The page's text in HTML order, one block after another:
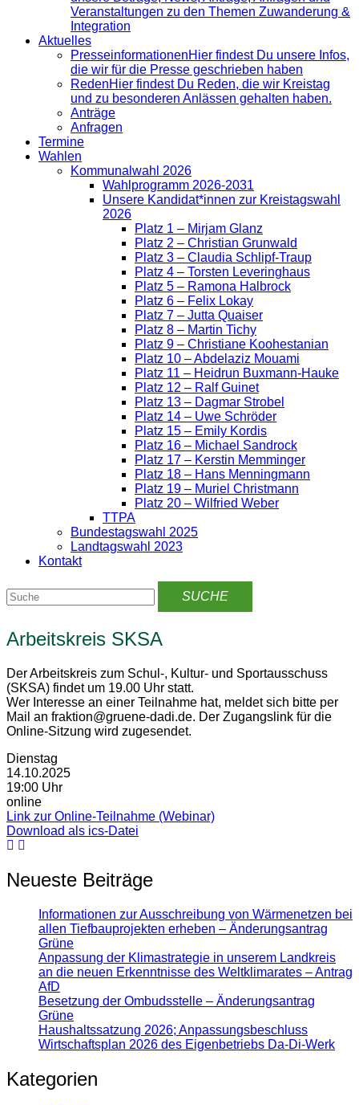
Veranstaltungen zu den Themen Zuwanderung &
Integration
Aktuelles
Presse­informationenHier findest Du unsere Infos,
die wir für die Presse geschrieben haben
RedenHier findest Du Reden, die wir Kreistag
und zu besonderen Anlässen gehalten haben.
Anträge
Anfragen
Termine
Wahlen
Kommunalwahl 2026
Wahlprogramm 2026-2031
Unsere Kandidat*innen zur Kreistagswahl
2026
Platz 1 – Mirjam Glanz
Platz 2 – Christian Grunwald
Platz 3 – Claudia Schlipf-Traup
Platz 4 – Torsten Leveringhaus
Platz 5 – Ramona Halbrock
Platz 6 – Felix Lokay
Platz 7 – Jutta Quaiser
Platz 8 – Martin Tichy
Platz 9 – Christiane Koohestanian
Platz 10 – Abdelaziz Mouami
Platz 11 – Heidrun Buxmann-Hauke
Platz 12 – Ralf Guinet
Platz 13 – Dagmar Strobel
Platz 14 – Uwe Schröder
Platz 15 – Emily Kordis
Platz 16 – Michael Sandrock
Platz 17 – Kerstin Memminger
Platz 18 – Hans Menningmann
Platz 19 – Muriel Christmann
Platz 20 – Wilfried Weber
TTPA
Bundestagswahl 2025
Landtagswahl 2023
Kontakt
Arbeitskreis SKSA
Der Arbeitskreis zum Schul-, Kultur- und Sportausschuss
(SKSA) findet um 19.00 Uhr statt.
Wer Interesse an einer Teilnahme hat, meldet sich bitte per
Mail an fraktion@gruene-dadi.de. Der Zugangslink für die
Online-Sitzung wird zugesendet.
Dienstag
14.10.2025
19:00 Uhr
online
Link zur Online-Teilnahme (Webinar)
Download als ics-Datei
Neueste Beiträge
Informationen zur Ausschreibung von Wärmenetzen bei
allen Tiefbauprojekten erheben – Änderungsantrag
Grüne
Anpassung der Klimastrategie in unserem Landkreis
an die neuen Erkenntnisse des Weltklimarates – Antrag
AfD
Besetzung der Ombudsstelle – Änderungsantrag
Grüne
Haushaltssatzung 2026; Anpassungsbeschluss
Wirtschaftsplan 2026 des Eigenbetriebs Da-Di-Werk
Kategorien